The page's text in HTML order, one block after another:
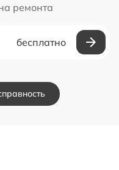
ремонта
бесплатно